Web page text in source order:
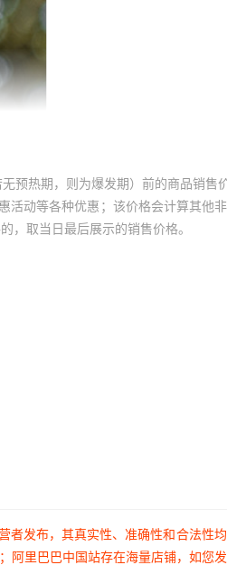
预热期，则为爆发期）前的商品销售
活动等各种优惠；该价格会计算其他
，取当日最后展示的销售价格。
者发布，其真实性、准确性和合法性
阿里巴巴中国站存在海量店铺，如您